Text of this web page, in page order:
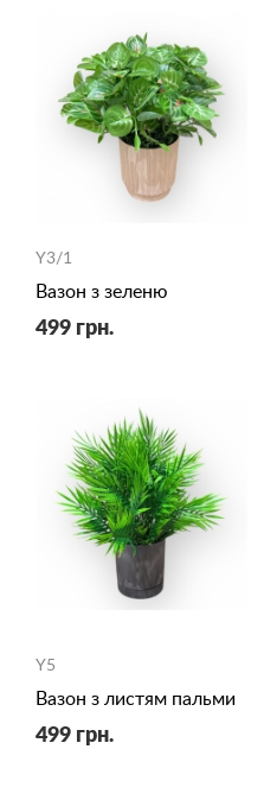
Y3/1
Вазон з зеленю
499 грн.
Y5
Вазон з листям пальми
499 грн.